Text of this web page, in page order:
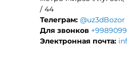
/ 44
Телеграм: @uz3dBozor
Для звонков
Электронная почта: